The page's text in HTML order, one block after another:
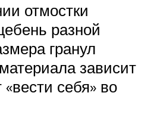
отмостки
разной
гранул
зависит
«вести себя» во